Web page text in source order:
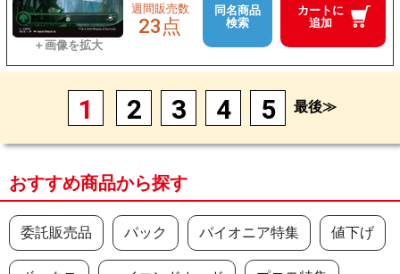
カートに
追加
週間販売数
23点
同名商品
検索
1 2 3 4 5 最後≫
おすすめ商品から探す
委託販売品 パック パイオニア特集 値下げ